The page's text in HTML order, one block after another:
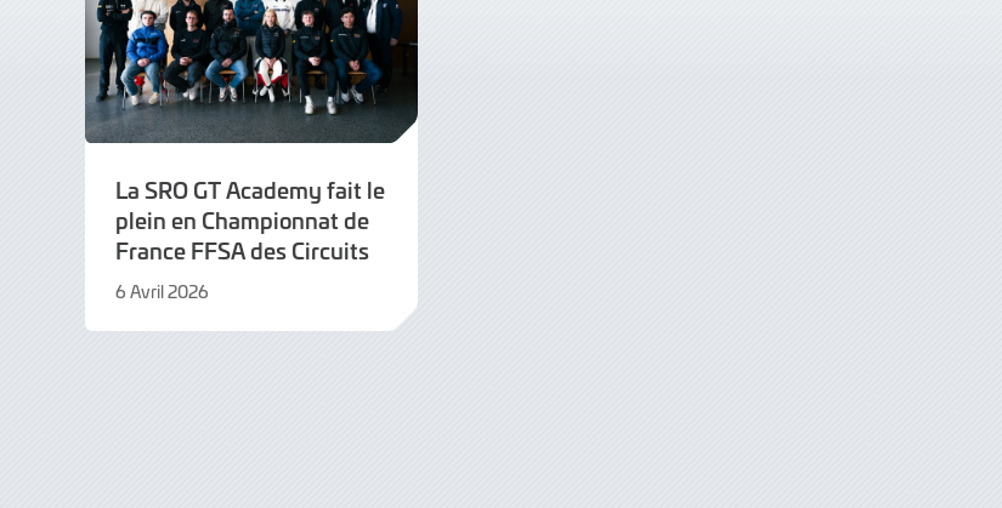
La SRO GT Academy fait le
plein en Championnat de
France FFSA des Circuits
6 Avril 2026
Avril